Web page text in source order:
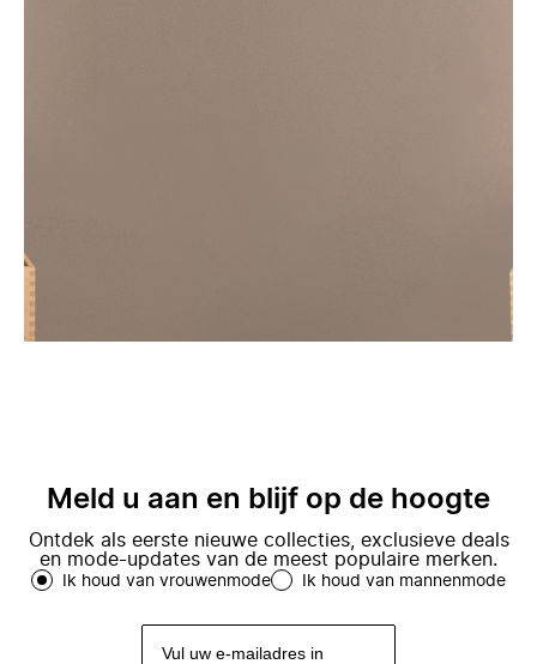
Meld u aan en blijf op de hoogte
Ontdek als eerste nieuwe collecties, exclusieve deals
en mode-updates van de meest populaire merken.
Ik houd van vrouwenmode Ik houd van mannenmode